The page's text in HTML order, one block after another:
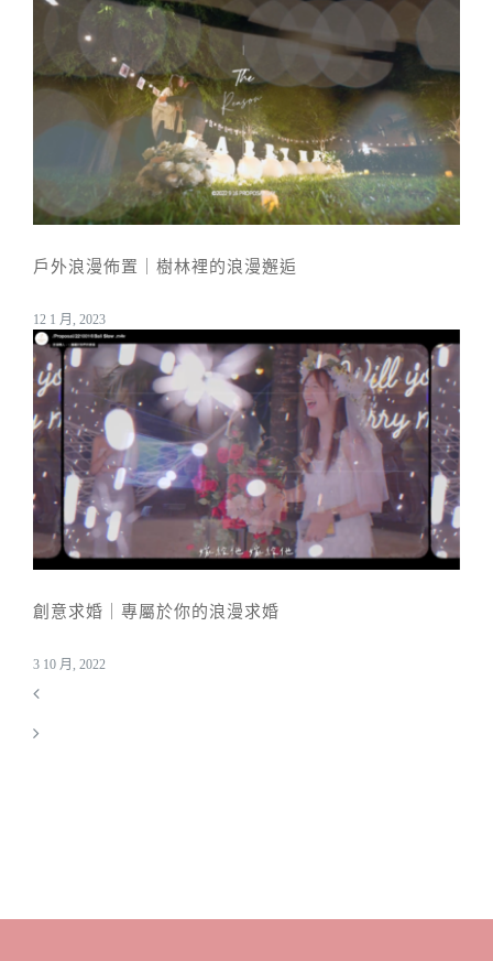
戶外浪漫佈置｜樹林裡的浪漫邂逅
12 1 月, 2023
創意求婚｜專屬於你的浪漫求婚
3 10 月, 2022